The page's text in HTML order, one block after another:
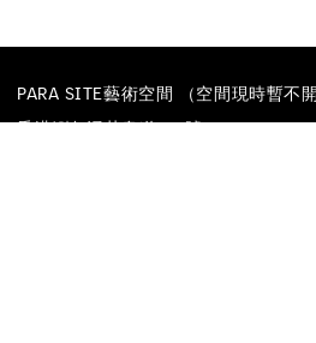
PARA SITE藝術空間 （空間現時暫不
香港鰂魚涌英皇道677號